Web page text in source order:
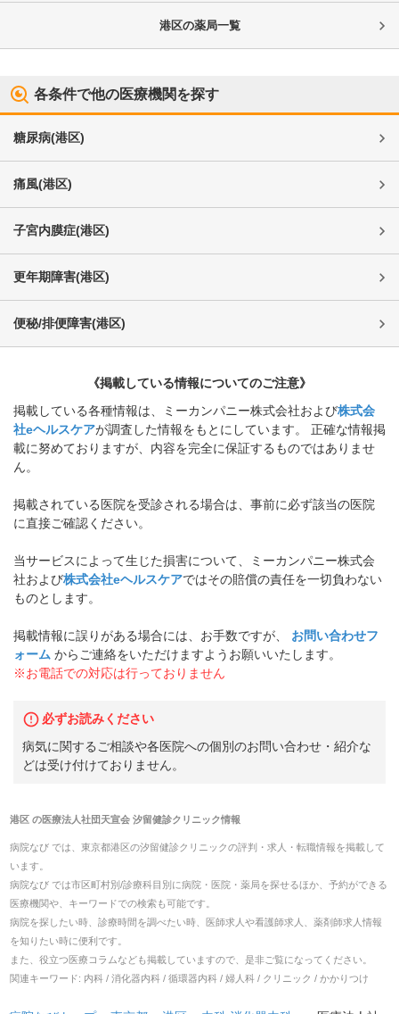
港区の薬局一覧
各条件で他の医療機関を探す
糖尿病(港区)
痛風(港区)
子宮内膜症(港区)
更年期障害(港区)
便秘/排便障害(港区)
《掲載している情報についてのご注意》
掲載している各種情報は、ミーカンパニー株式会社および株式会
社eヘルスケアが調査した情報をもとにしています。 正確な情報掲
載に努めておりますが、内容を完全に保証するものではありませ
ん。
掲載されている医院を受診される場合は、事前に必ず該当の医院
に直接ご確認ください。
当サービスによって生じた損害について、ミーカンパニー株式会
社および株式会社eヘルスケアではその賠償の責任を一切負わない
ものとします。
掲載情報に誤りがある場合には、お手数ですが、
お問い合わせフ
ォーム からご連絡をいただけますようお願いいたします。
※お電話での対応は行っておりません
必ずお読みください
病気に関するご相談や各医院への個別のお問い合わせ・紹介な
どは受け付けておりません。
港区の医療法人社団天宣会 汐留健診クリニック情報
病院なび では、 東京都港区の汐留健診クリニックの評判・求人・転職情報を掲載して
います。
病院なび では市区町村別/診療科目別に病院・医院・薬局を探せるほか、予約ができる
医療機関や、キーワードでの検索も可能です。
病院を探したい時、診療時間を調べたい時、医師求人や看護師求人、薬剤師求人情報
を知りたい時に便利です。
また、役立つ医療コラムなども掲載していますので、是非ご覧になってください。
関連キーワード: 内科 / 消化器内科 / 循環器内科 / 婦人科 / クリニック / かかりつけ